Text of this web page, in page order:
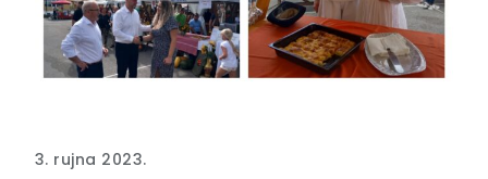
3. rujna 2023.